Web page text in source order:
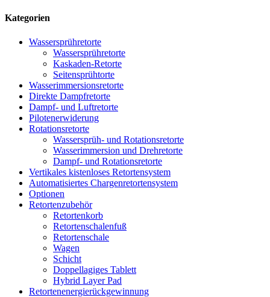
Kategorien
Wassersprühretorte
Wassersprühretorte
Kaskaden-Retorte
Seitensprühtorte
Wasserimmersionsretorte
Direkte Dampfretorte
Dampf- und Luftretorte
Pilotenerwiderung
Rotationsretorte
Wassersprüh- und Rotationsretorte
Wasserimmersion und Drehretorte
Dampf- und Rotationsretorte
Vertikales kistenloses Retortensystem
Automatisiertes Chargenretortensystem
Optionen
Retortenzubehör
Retortenkorb
Retortenschalenfuß
Retortenschale
Wagen
Schicht
Doppellagiges Tablett
Hybrid Layer Pad
Retortenenergierückgewinnung